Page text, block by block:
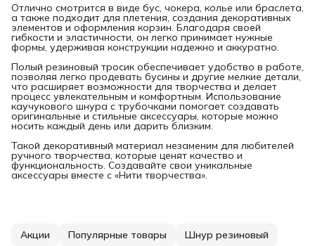
Отлично смотрится в виде бус, чокера, колье или браслета,
а также подходит для плетения, создания декоративных
элементов и оформления корзин. Благодаря своей
гибкости и эластичности, он легко принимает нужные
формы, удерживая конструкции надежно и аккуратно.
Полый резиновый тросик обеспечивает удобство в работе,
позволяя легко продевать бусины и другие мелкие детали,
что расширяет возможности для творчества и делает
процесс увлекательным и комфортным. Использование
каучукового шнура с трубочками помогает создавать
оригинальные и стильные аксессуары, которые можно
носить каждый день или дарить близким.
Такой декоративный материал незаменим для любителей
ручного творчества, которые ценят качество и
функциональность. Создавайте свои уникальные
аксессуары вместе с «Нити творчества».
Акции Популярные товары Шнур резиновый